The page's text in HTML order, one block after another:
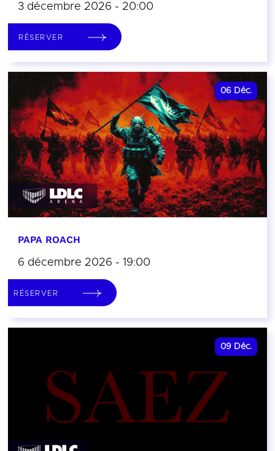
3 décembre 2026 - 20:00
RÉSERVER
06 Déc.
PAPA ROACH
6 décembre 2026 - 19:00
RÉSERVER
09 Déc.